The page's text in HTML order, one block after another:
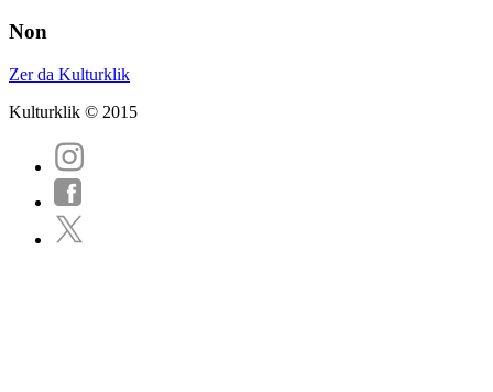
Non
Zer da Kulturklik
Kulturklik © 2015